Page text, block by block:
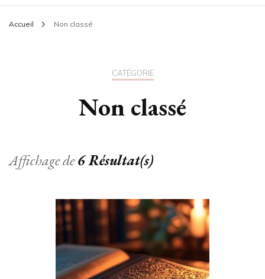
Accueil Non classé
CATÉGORIE
Non classé
Affichage de6 Résultat(s)